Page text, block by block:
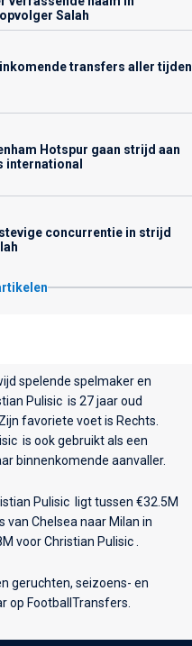
Salah
transfers aller tijden
Hotspur gaan strijd aan
international
concurrentie in strijd
spelende spelmaker en
Pulisic is 27 jaar oud
favoriete voet is Rechts.
is ook gebruikt als een
binnenkomende aanvaller.
Pulisic ligt tussen €32.5M
Chelsea naar Milan in
voor Christian Pulisic .
geruchten, seizoens- en
op FootballTransfers.